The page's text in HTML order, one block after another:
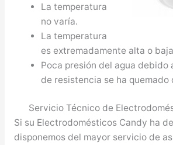
La temperatura
no varía.
La temperatura
es extremadamente alta o
Poca presión del agua debido
de resistencia se ha quemado
Servicio Técnico de
Si su Electrodomésticos Candy ha
disponemos del mayor servicio de